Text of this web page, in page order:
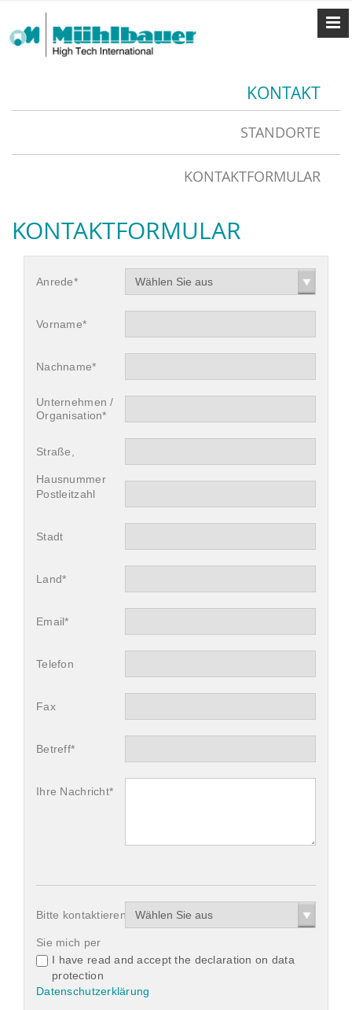
KONTAKT
STANDORTE
KONTAKTFORMULAR
KONTAKTFORMULAR
Anrede* Wählen Sie aus
Vorname*
Nachname*
Unternehmen /
Organisation*
Straße,
Hausnummer
Postleitzahl
Stadt
Land*
Email*
Telefon
Fax
Betreff*
Ihre Nachricht*
Bitte kontaktieren
Sie mich per
Wählen Sie aus
I have read and accept the declaration on data
protection
Datenschutzerklärung